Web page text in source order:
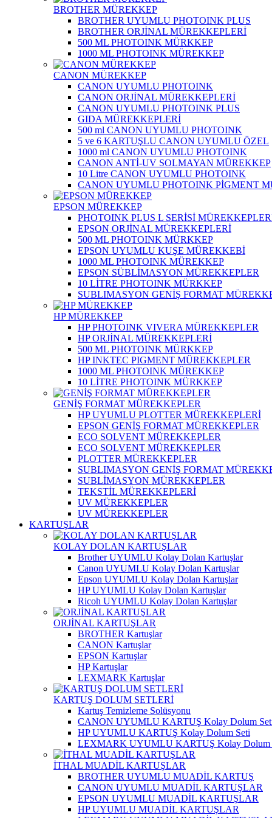
BROTHER MÜREKKEP
BROTHER UYUMLU PHOTOINK PLUS
BROTHER ORJİNAL MÜREKKEPLERİ
500 ML PHOTOINK MÜRKKEP
1000 ML PHOTOINK MÜREKKEP
CANON MÜREKKEP
CANON UYUMLU PHOTOINK
CANON ORJİNAL MÜREKKEPLERİ
CANON UYUMLU PHOTOINK PLUS
GIDA MÜREKKEPLERİ
500 ml CANON UYUMLU PHOTOINK
5 ve 6 KARTUŞLU CANON UYUMLU ÖZEL
1000 ml CANON UYUMLU PHOTOINK
CANON ANTİ-UV SOLMAYAN MÜREKKEP
10 Litre CANON UYUMLU PHOTOINK
CANON UYUMLU PHOTOINK PİGMENT
EPSON MÜREKKEP
PHOTOINK PLUS L SERİSİ
EPSON ORJİNAL MÜREKKEPLERİ
500 ML PHOTOINK MÜRKKEP
EPSON UYUMLU KUŞE MÜREKKEBİ
1000 ML PHOTOINK MÜREKKEP
EPSON SÜBLİMASYON MÜREKKEPLER
10 LİTRE PHOTOINK MÜRKKEP
SUBLIMASYON GENİŞ FORMAT
HP MÜREKKEP
HP PHOTOINK VIVERA MÜREKKEPLER
HP ORJİNAL MÜREKKEPLERİ
500 ML PHOTOINK MÜRKKEP
HP INKTEC PIGMENT MÜREKKEPLER
1000 ML PHOTOINK MÜREKKEP
10 LİTRE PHOTOINK MÜRKKEP
GENİŞ FORMAT MÜREKKEPLER
HP UYUMLU PLOTTER MÜREKKEPLERİ
EPSON GENİŞ FORMAT MÜREKKEPLER
ECO SOLVENT MÜREKKEPLER
ECO SOLVENT MÜREKKEPLER
PLOTTER MÜREKKEPLER
SUBLIMASYON GENİŞ FORMAT
SUBLİMASYON MÜREKKEPLER
TEKSTİL MÜREKKEPLERİ
UV MÜREKKEPLER
UV MÜREKKEPLER
KARTUŞLAR
KOLAY DOLAN KARTUŞLAR
Brother UYUMLU Kolay Dolan Kartuşlar
Canon UYUMLU Kolay Dolan Kartuşlar
Epson UYUMLU Kolay Dolan Kartuşlar
HP UYUMLU Kolay Dolan Kartuşlar
Ricoh UYUMLU Kolay Dolan Kartuşlar
ORJİNAL KARTUŞLAR
BROTHER Kartuşlar
CANON Kartuşlar
EPSON Kartuşlar
HP Kartuşlar
LEXMARK Kartuşlar
KARTUŞ DOLUM SETLERİ
Kartuş Temizleme Solüsyonu
CANON UYUMLU KARTUŞ Kolay Dolum
HP UYUMLU KARTUŞ Kolay Dolum Seti
LEXMARK UYUMLU KARTUŞ Kolay Dolum
İTHAL MUADİL KARTUŞLAR
BROTHER UYUMLU MUADİL KARTUŞ
CANON UYUMLU MUADİL KARTUŞLAR
EPSON UYUMLU MUADİL KARTUŞLAR
HP UYUMLU MUADİL KARTUŞLAR